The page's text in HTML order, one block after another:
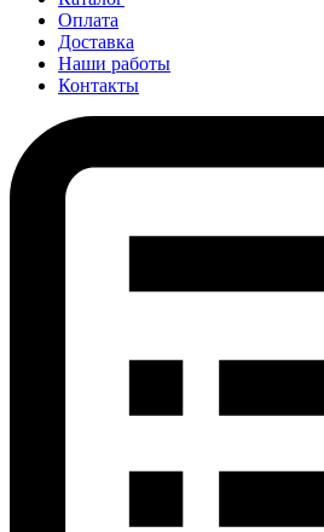
Оплата
Доставка
Наши работы
Контакты